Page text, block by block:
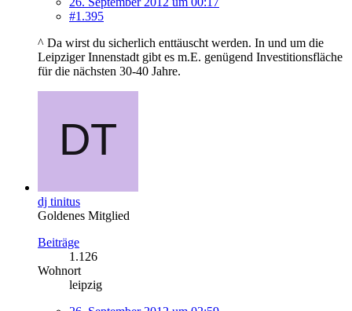
#1.395
^ Da wirst du sicherlich enttäuscht werden. In und um die
Leipziger Innenstadt gibt es m.E. genügend Investitionsfläche
für die nächsten 30-40 Jahre.
dj tinitus
Goldenes Mitglied
Beiträge
1.126
Wohnort
leipzig